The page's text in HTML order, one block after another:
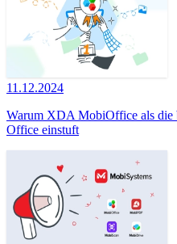
11.12.2024
Warum XDA MobiOffice als die
Office einstuft